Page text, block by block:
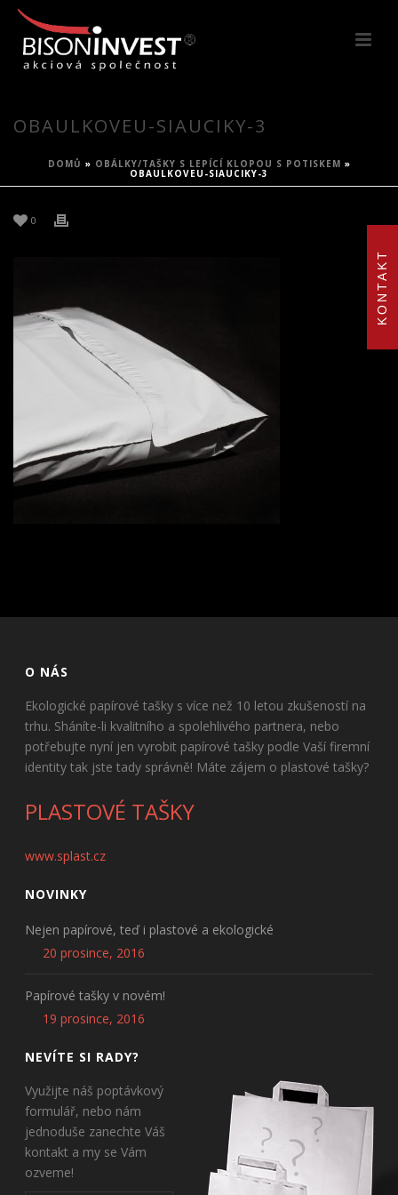
KONTAKT
OBAULKOVEU-SIAUCIKY-3
DOMŮ » OBÁLKY/TAŠKY S LEPÍCÍ KLOPOU S POTISKEM »
OBAULKOVEU-SIAUCIKY-3
0
O NÁS
Ekologické papírové tašky s více než 10 letou zkušeností na
trhu. Sháníte-li kvalitního a spolehlivého partnera, nebo
potřebujte nyní jen vyrobit papírové tašky podle Vaší firemní
identity tak jste tady správně! Máte zájem o plastové tašky?
PLASTOVÉ TAŠKY
www.splast.cz
NOVINKY
Nejen papírové, teď i plastové a ekologické
20 prosince, 2016
Papírové tašky v novém!
19 prosince, 2016
NEVÍTE SI RADY?
Využijte náš poptávkový
formulář, nebo nám
jednoduše zanechte Váš
kontakt a my se Vám
ozveme!